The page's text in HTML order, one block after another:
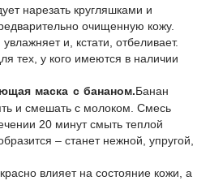
нарезать кругляшками и
очищенную кожу.
и, кстати, отбеливает.
тех, у кого имеются в наличии
маска с бананом.Банан
и смешать с молоком. Смесь
20 минут смыть теплой
– станет нежной, упругой,
влияет на состояние кожи, а